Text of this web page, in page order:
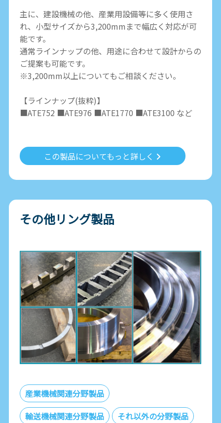
主に、建設機械の他、産業用設備等に多く使用さ
れ、小型サイズから3,200mmまで幅広く対応が可
能です。
通常ラインナップの他、用途に合わせて設計からの
ご提案も可能です。
※3,200mm以上についてもご相談ください。
【ラインナップ(抜粋)】
■ATE752 ■ATE976 ■ATE1770 ■ATE3100 など
この製品についてもっと詳しく
その他リング製品
産業機械関連分野製品
輸送機械関連分野製品
それ以外の分野製品